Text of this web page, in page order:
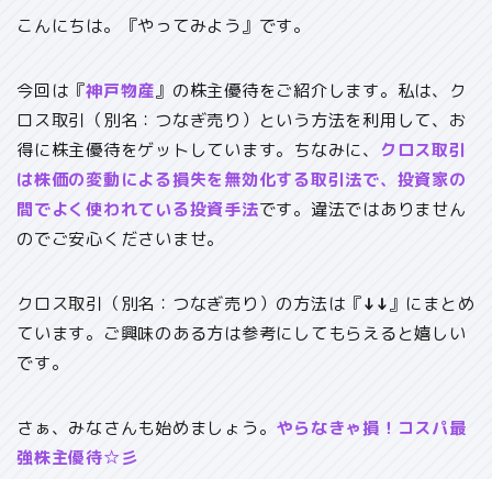
こんにちは。『やってみよう』です。
今回は『神戸物産』の株主優待をご紹介します。私は、ク
ロス取引（別名：つなぎ売り）という方法を利用して、お
得に株主優待をゲットしています。ちなみに、 クロス取引
は株価の変動による損失を無効化する取引法で、投資家の
間でよく使われている投資手法です。違法ではありません
のでご安心くださいませ。
クロス取引（別名：つなぎ売り）の方法は『↓↓』にまとめ
ています。ご興味のある方は参考にしてもらえると嬉しい
です。
さぁ、みなさんも始めましょう。 やらなきゃ損！コスパ最
強株主優待☆彡